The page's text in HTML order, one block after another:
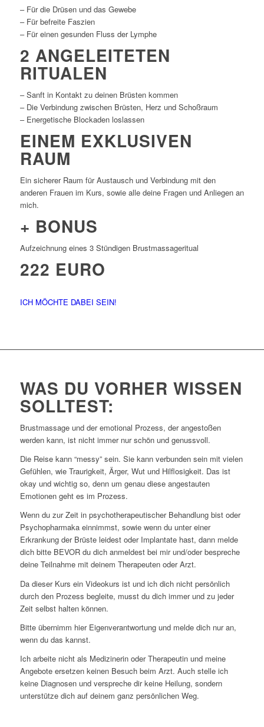
– Für die Drüsen und das Gewebe
– Für befreite Faszien
– Für einen gesunden Fluss der Lymphe
2 ANGELEITETEN
RITUALEN
– Sanft in Kontakt zu deinen Brüsten kommen
– Die Verbindung zwischen Brüsten, Herz und Schoßraum
– Energetische Blockaden loslassen
EINEM EXKLUSIVEN
RAUM
Ein sicherer Raum für Austausch und Verbindung mit den
anderen Frauen im Kurs, sowie alle deine Fragen und Anliegen an
mich.
+ BONUS
Aufzeichnung eines 3 Stündigen Brustmassageritual
222 EURO
ICH MÖCHTE DABEI SEIN!
WAS DU VORHER WISSEN
SOLLTEST:
Brustmassage und der emotional Prozess, der angestoßen
werden kann, ist nicht immer nur schön und genussvoll.
Die Reise kann “messy” sein. Sie kann verbunden sein mit vielen
Gefühlen, wie Traurigkeit, Ärger, Wut und Hilflosigkeit. Das ist
okay und wichtig so, denn um genau diese angestauten
Emotionen geht es im Prozess.
Wenn du zur Zeit in psychotherapeutischer Behandlung bist oder
Psychopharmaka einnimmst, sowie wenn du unter einer
Erkrankung der Brüste leidest oder Implantate hast, dann melde
dich bitte BEVOR du dich anmeldest bei mir und/oder bespreche
deine Teilnahme mit deinem Therapeuten oder Arzt.
Da dieser Kurs ein Videokurs ist und ich dich nicht persönlich
durch den Prozess begleite, musst du dich immer und zu jeder
Zeit selbst halten können.
Bitte übernimm hier Eigenverantwortung und melde dich nur an,
wenn du das kannst.
Ich arbeite nicht als Medizinerin oder Therapeutin und meine
Angebote ersetzen keinen Besuch beim Arzt. Auch stelle ich
keine Diagnosen und verspreche dir keine Heilung, sondern
unterstütze dich auf deinem ganz persönlichen Weg.